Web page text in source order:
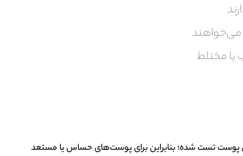
یا مختلط
تست شده؛ بنابراین برای پوست‌های حساس یا مستعد